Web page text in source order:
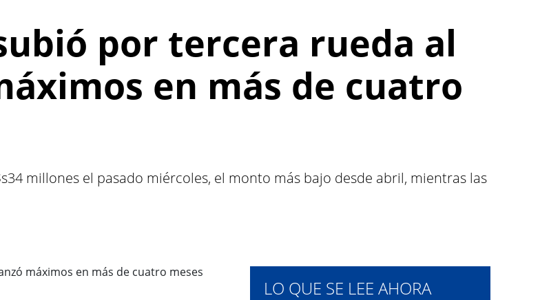
por tercera rueda al
en más de cuatro
millones el pasado miércoles, el monto más bajo desde abril, mientras las
LO QUE SE LEE AHORA